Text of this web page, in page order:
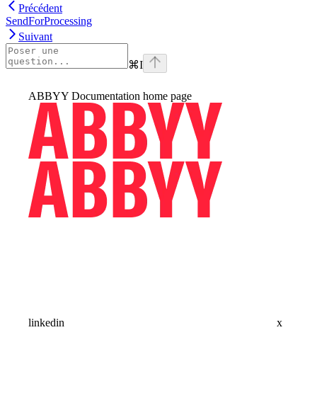
Précédent
SendForProcessing
Suivant
⌘I
ABBYY Documentation home page
linkedin x